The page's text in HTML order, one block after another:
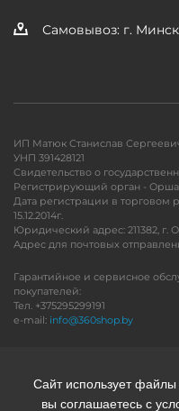
Самовывоз: г.
ИП Матюк Станислав
УНП 391428121
Свидетельство о
Регистрирующий орган -
Дата регистрации в торговом
15.12.2014г.
Юридический адрес: 211382, г.
Адрес для почтовых
Гарантийное и сервисное
покупателей:
Тел. +375295299191
e-mail: info@360shop.by
Сайт использует файлы
вы соглашаетесь с